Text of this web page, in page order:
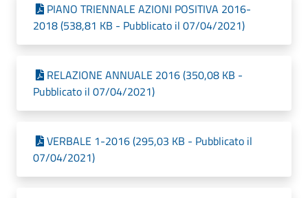
PIANO TRIENNALE AZIONI POSITIVA 2016-
2018 (538,81 KB - Pubblicato il 07/04/2021)
RELAZIONE ANNUALE 2016 (350,08 KB -
Pubblicato il 07/04/2021)
VERBALE 1-2016 (295,03 KB - Pubblicato il
07/04/2021)